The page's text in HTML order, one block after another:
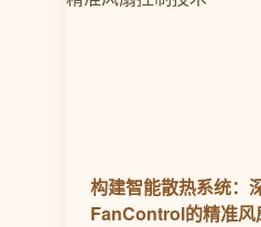
构建智能散热系统：
FanControl的精准风